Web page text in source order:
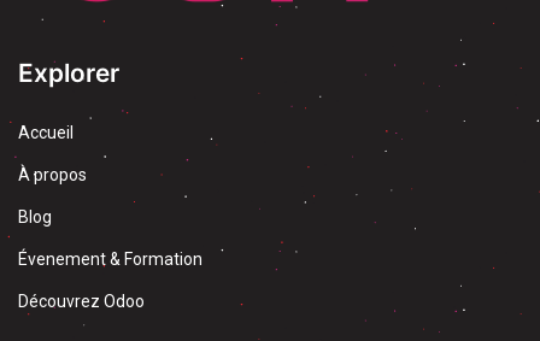
Explorer
Accueil
À propos
Blog
Évenement & Formation
Découvrez Odoo